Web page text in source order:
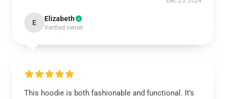
E Elizabeth
Verified owner
This hoodie is both fashionable and functional. It’s